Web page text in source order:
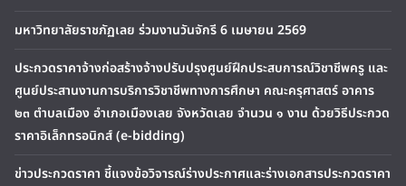
มหาวิทยาลัยราชภัฏเลย ร่วมงานวันจักรี 6 เมษายน 2569
ประกวดราคาจ้างก่อสร้างจ้างปรับปรุงศูนย์ฝึกประสบการณ์วิชาชีพครู และ
ศูนย์ประสานงานการบริการวิชาชีพทางการศึกษา คณะครุศาสตร์ อาคาร
๒๓ ตำบลเมือง อำเภอเมืองเลย จังหวัดเลย จำนวน ๑ งาน ด้วยวิธีประกวด
ราคาอิเล็กทรอนิกส์ (e-bidding)
ข่าวประกวดราคา ชี้แจงข้อวิจารณ์ร่างประกาศและร่างเอกสารประกวดราคา